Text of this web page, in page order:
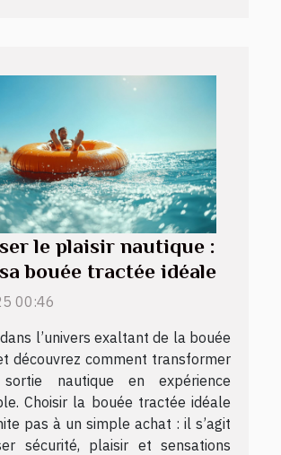
le plaisir nautique :
bouée tractée idéale
00:46
l’univers exaltant de la bouée
découvrez comment transformer
sortie nautique en expérience
Choisir la bouée tractée idéale
pas à un simple achat : il s’agit
sécurité, plaisir et sensations